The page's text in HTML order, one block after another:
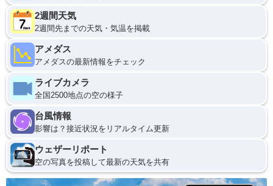
2週間天気
2週間先までの天気・気温を掲載
アメダス
アメダスの最新情報をチェック
ライブカメラ
全国2500地点の空の様子
台風情報
影響は？接近状況をリアルタイム更新
ウェザーリポート
空の写真を投稿して最新の天気を共有